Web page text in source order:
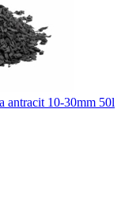
antracit 10-30mm 50l